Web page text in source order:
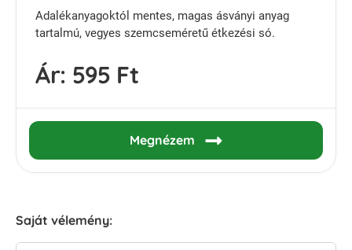
Adalékanyagoktól mentes, magas ásványi anyag
tartalmú, vegyes szemcseméretű étkezési só.
Ár: 595 Ft
Megnézem
Saját vélemény: